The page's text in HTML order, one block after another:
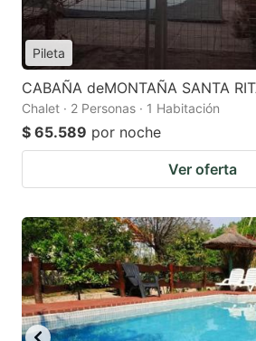
Pileta
CABAÑA deMONTAÑA SANTA
Chalet · 2 Personas · 1 Habitación
$ 65.589 por noche
Ver oferta